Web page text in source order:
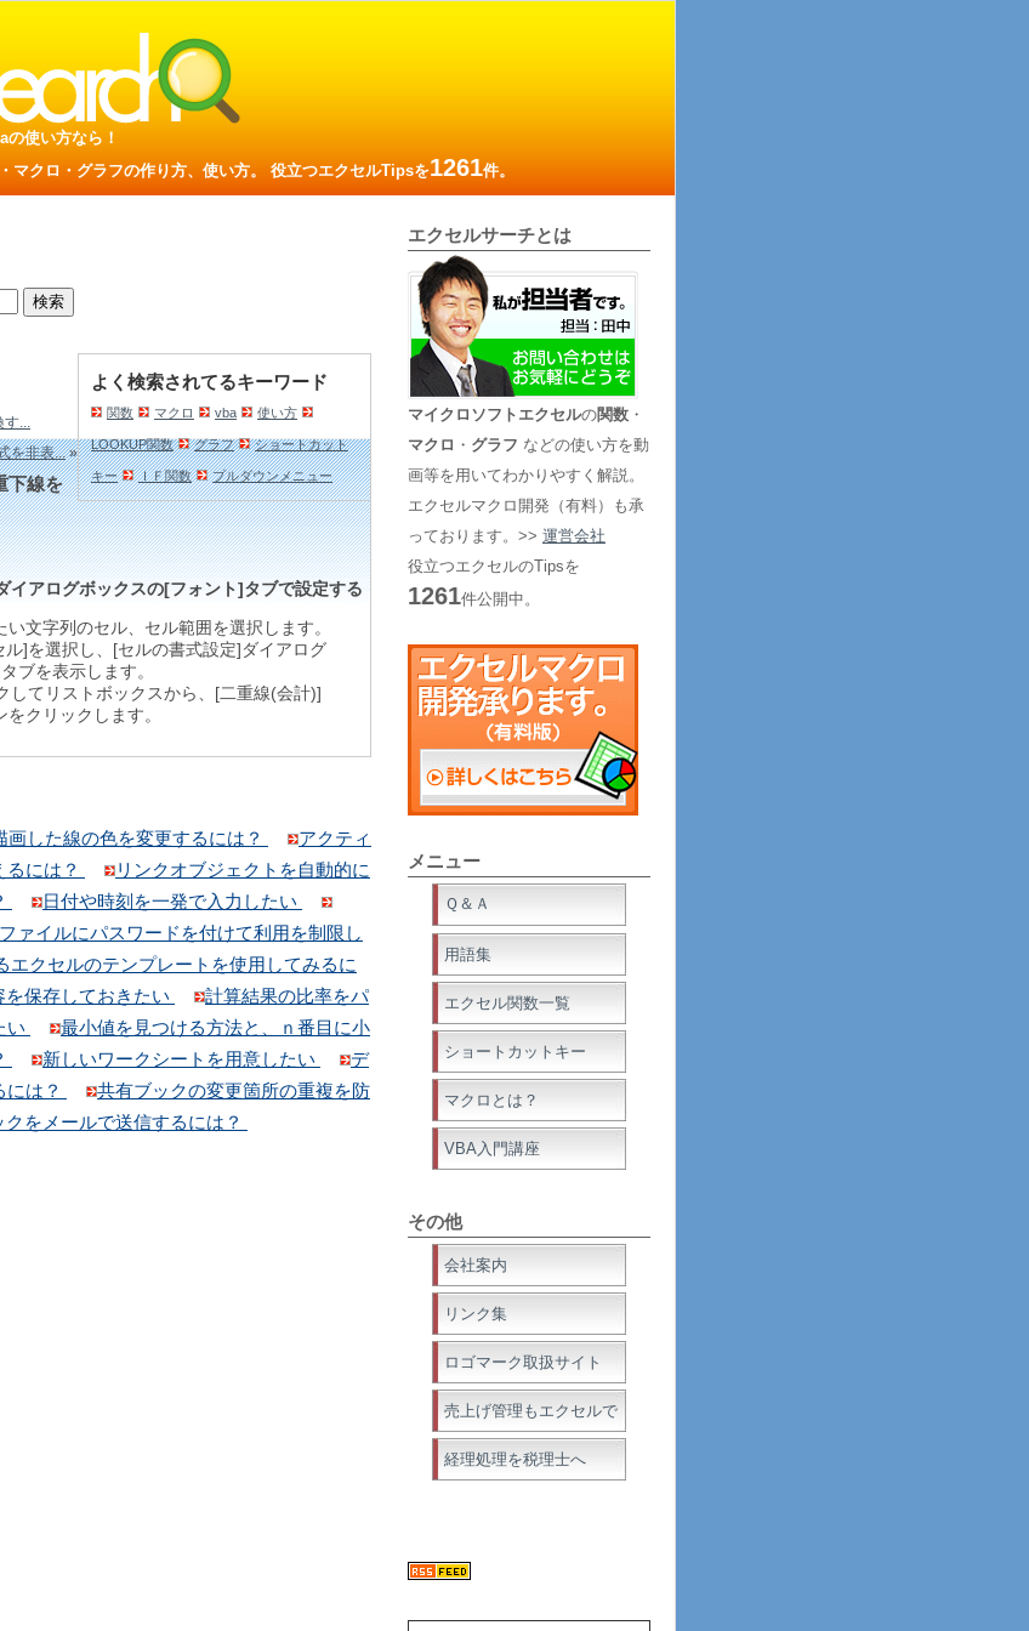
使い方なら！
マクロ・グラフの作り方、使い方。 役立つエクセルTipsを1261件。
よく検索されてるキーワード
関数 マクロ vba 使い方
LOOKUP関数 グラフ ショートカット
キー ＩＦ関数 プルダウンメニュー
す...
を非表...»
下線を
イアログボックスの[フォント]タブで設定する
文字列のセル、セル範囲を選択します。
]を選択し、[セルの書式設定]ダイアログ
ブを表示します。
てリストボックスから、[二重線(会計)]
クリックします。
画した線の色を変更するには？
アクティ
には？
リンクオブジェクトを自動的に
日付や時刻を一発で入力したい
ファイルにパスワードを付けて利用を制限し
エクセルのテンプレートを使用してみるに
保存しておきたい
計算結果の比率をパ
い
最小値を見つける方法と、ｎ番目に小
新しいワークシートを用意したい
デ
は？
共有ブックの変更箇所の重複を防
をメールで送信するには？
エクセルサーチとは
マイクロソフトエクセルの関数 ・
マクロ ・ グラフ などの使い方を動
画等を用いてわかりやすく解説。
エクセルマクロ開発（有料）も承
っております。>> 運営会社
役立つエクセルのTipsを
1261件公開中。
メニュー
Ｑ＆Ａ
用語集
エクセル関数一覧
ショートカットキー
マクロとは？
VBA入門講座
その他
会社案内
リンク集
ロゴマーク取扱サイト
売上げ管理もエクセルで
経理処理を税理士へ